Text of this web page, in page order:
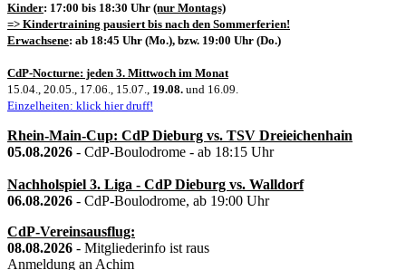
Kinder: 17:00 bis 18:30 Uhr (nur Montags)
=> Kindertraining pausiert bis nach den Sommerferien!
Erwachsene: ab 18:45 Uhr (Mo.), bzw. 19:00 Uhr (Do.)
CdP-Nocturne: jeden 3. Mittwoch im Monat
15.04., 20.05., 17.06., 15.07., 19.08. und 16.09.
Einzelheiten: klick hier druff!
Rhein-Main-Cup: CdP Dieburg vs. TSV Dreieichenhain
05.08.2026 - CdP-Boulodrome - ab 18:15 Uhr
Nachholspiel 3. Liga - CdP Dieburg vs. Walldorf
06.08.2026 - CdP-Boulodrome, ab 19:00 Uhr
CdP-Vereinsausflug:
08.08.2026 - Mitgliederinfo ist raus
Anmeldung an Achim